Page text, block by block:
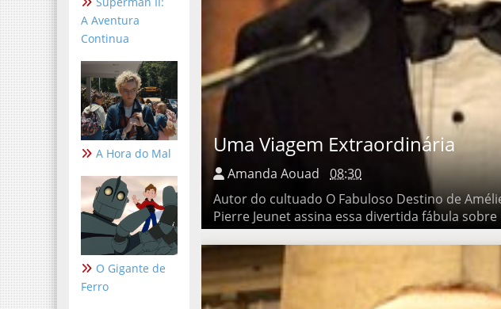
A Aventura
Continua
A Hora do Mal
O Gigante de
Ferro
Uma Viagem Extraordinária
Amanda Aouad 08:30
Autor do cultuado O Fabuloso Destino de Amélie
assina essa divertida fábula sobre um jovem cie...